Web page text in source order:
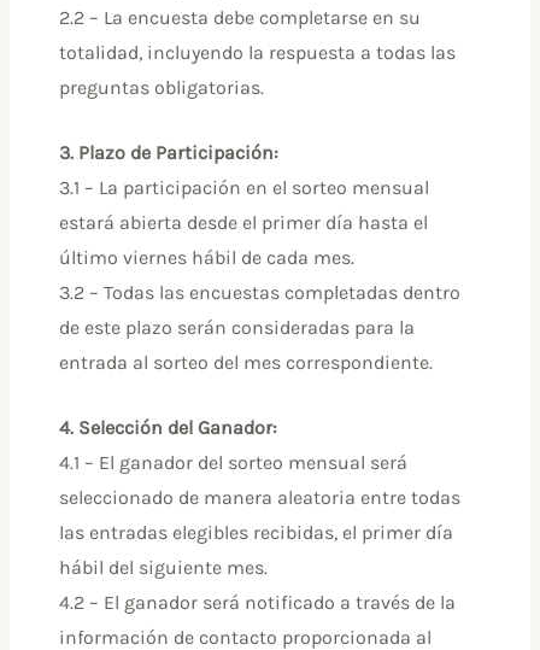
2.2 – La encuesta debe completarse en su
totalidad, incluyendo la respuesta a todas las
preguntas obligatorias.
3. Plazo de Participación:
3.1 – La participación en el sorteo mensual
estará abierta desde el primer día hasta el
último viernes hábil de cada mes.
3.2 – Todas las encuestas completadas dentro
de este plazo serán consideradas para la
entrada al sorteo del mes correspondiente.
4. Selección del Ganador:
4.1 – El ganador del sorteo mensual será
seleccionado de manera aleatoria entre todas
las entradas elegibles recibidas, el primer día
hábil del siguiente mes.
4.2 – El ganador será notificado a través de la
información de contacto proporcionada al